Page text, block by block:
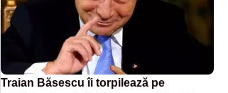
Traian Băsescu îi torpilează pe